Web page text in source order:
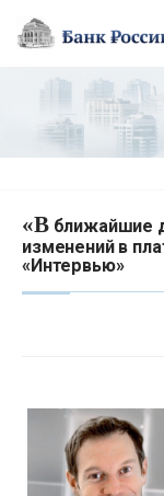
«Вближайшие
изменений в
«Интервью»